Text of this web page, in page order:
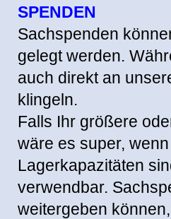
SPENDEN
Sachspenden
gelegt werden.
auch direkt an
klingeln.
Falls Ihr größere
wäre es super,
Lagerkapazitäten
verwendbar.
weitergeben